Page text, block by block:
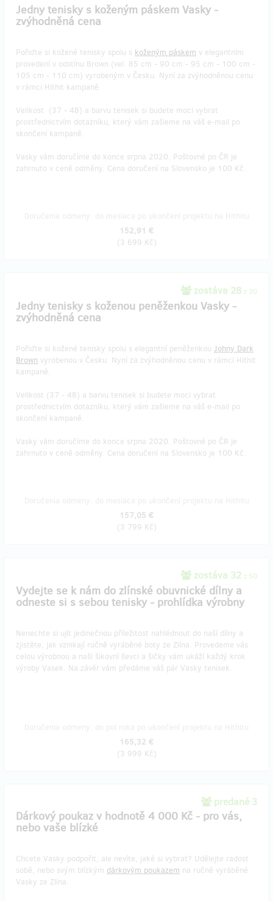
Jedny tenisky s koženým páskem Vasky -
zvýhodněná cena
Pořiďte si kožené tenisky spolu s koženým páskem v elegantním
provedení v odstínu Brown (vel. 85 cm - 90 cm - 95 cm - 100 cm -
105 cm - 110 cm) vyrobeným v Česku. Nyní za zvýhodněnou cenu
v rámci Hithit kampaně.
Velikost (37 - 48) a barvu tenisek si budete moci vybrat
prostřednictvím dotazníku, který vám zašleme na váš e-mail po
skončení kampaně.
Vasky vám doručíme do konce srpna 2020. Poštovné po ČR je
zahrnuto v ceně odměny. Cena doručení na Slovensko je 100 Kč.
152,91 €
(3 699 Kč)
zostáva 28 z 30
Jedny tenisky s koženou peněženkou Vasky -
zvýhodněná cena
Pořiďte si kožené tenisky spolu s elegantní peněženkou Johny Dark
Brown vyrobenou v Česku. Nyní za zvýhodněnou cenu v rámci Hithit
kampaně.
Velikost (37 - 48) a barvu tenisek si budete moci vybrat
prostřednictvím dotazníku, který vám zašleme na váš e-mail po
skončení kampaně.
Vasky vám doručíme do konce srpna 2020. Poštovné po ČR je
zahrnuto v ceně odměny. Cena doručení na Slovensko je 100 Kč.
157,05 €
(3 799 Kč)
zostáva 32 z 50
Vydejte se k nám do zlínské obuvnické dílny a
odneste si s sebou tenisky - prohlídka výrobny
Nenechte si ujít jedinečnou příležitost nahlédnout do naší dílny a
zjistěte, jak vznikají ručně vyráběné boty ze Zlína. Provedeme vás
celou výrobnou a naši šikovní ševci a šičky vám ukáží každý krok
výroby Vasek. Na závěr vám předáme váš pár Vasky tenisek.
165,32 €
(3 999 Kč)
predané 3
Dárkový poukaz v hodnotě 4 000 Kč - pro vás,
nebo vaše blízké
​Chcete Vasky podpořit, ale nevíte, jaké si vybrat? Udělejte radost
sobě, nebo svým blízkým dárkovým poukazem na ručně vyráběné
Vasky ze Zlína.